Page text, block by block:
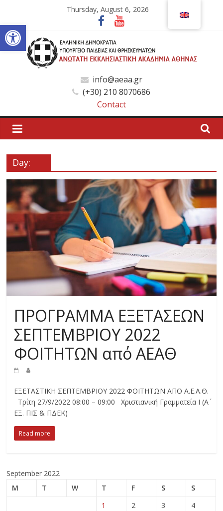
Open toolbar
content
Thursday, August 6, 2026
Ανώτατη
Εκκλησιαστική
Ακαδημία
Αθηνών
Ανώτατη
Εκκλησιαστική
Ακαδημία
Αθηνών
info@aeaa.gr
(+30) 210 8070686
Contact
Day:
ΠΡΟΓΡΑΜΜΑ ΕΞΕΤΑΣΕΩΝ
ΣΕΠΤΕΜΒΡΙΟΥ 2022
ΦΟΙΤΗΤΩΝ από ΑΕΑΘ
ΕΞΕΤΑΣΤΙΚΗ ΣΕΠΤΕΜΒΡΙΟΥ 2022 ΦΟΙΤΗΤΩΝ ΑΠΟ Α.Ε.Α.Θ.
Τρίτη 27/9/2022 08:00 – 09:00 Χριστιανική Γραμματεία Ι (Α΄
ΕΞ. ΠΙΣ & ΠΔΕΚ)
Read more
September 2022
M
T W T F S
S
1
2 3
4